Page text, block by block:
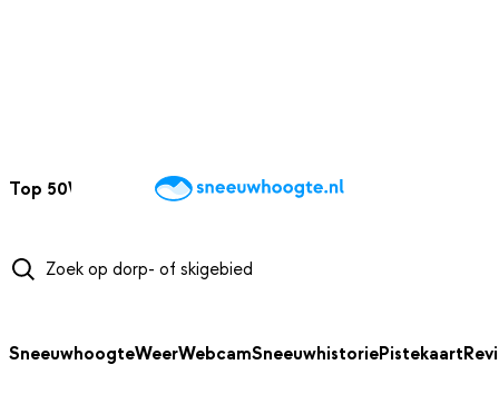
Top 50Webcams WintersportweerKaarten
SneeuwhoogteWeerWebcamSneeuwhistoriePistekaart